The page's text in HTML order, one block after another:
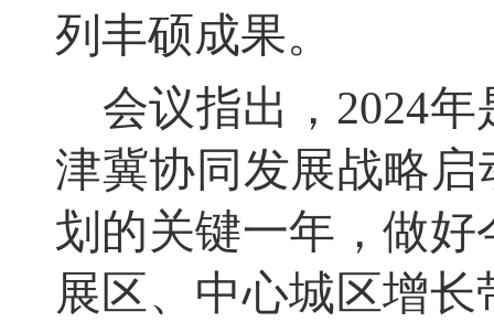
列丰硕成果。
会议指出，2024
津冀协同发展战略启
划的关键一年，做
展区、中心城区增